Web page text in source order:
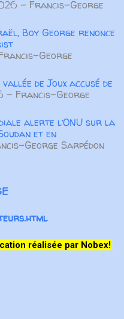
- Francis-George
Boy George renonce
George
de Joux accusé de
- Francis-George
alerte l’ONU sur la
et en
George Sarpédon
réalisée par Nobex!